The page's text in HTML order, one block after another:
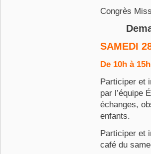
Congrès
SAMEDI
De 10h à 15h
Participer et
par l’équipe
échanges,
enfants.
Participer et
café du